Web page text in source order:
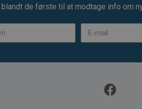
de første til at modtage info om